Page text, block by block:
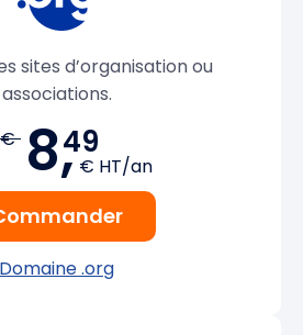
sites d’organisation ou
associations.
8,49
€ HT/an
Domaine .org